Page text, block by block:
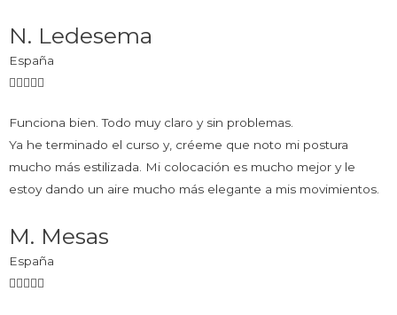
N. Ledesema
España
Funciona bien. Todo muy claro y sin problemas.
Ya he terminado el curso y, créeme que noto mi postura
mucho más estilizada. Mi colocación es mucho mejor y le
estoy dando un aire mucho más elegante a mis movimientos.
M. Mesas
España